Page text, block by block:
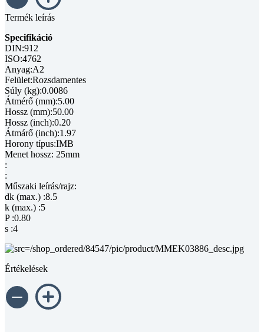
Termék leírás
Specifikáció
DIN:912
ISO:4762
Anyag:A2
Felület:Rozsdamentes
Súly (kg):0.0086
Átmérő (mm):5.00
Hossz (mm):50.00
Hossz (inch):0.20
Átmárő (inch):1.97
Horony típus:IMB
Menet hossz: 25mm
:
:
Műszaki leírás/rajz:
dk (max.) :8.5
k (max.) :5
P :0.80
s :4
Értékelések